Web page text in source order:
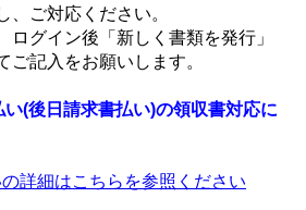
、ご対応ください。
ログイン後「新しく書類を発行」
ご記入をお願いします。
(後日請求書払い)の領収書対応に
詳細はこちらを参照ください